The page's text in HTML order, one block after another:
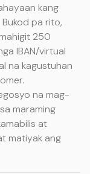
kang
pa rito,
250
IBAN/virtual
na kagustuhan
na mag-
maraming
at
matiyak ang